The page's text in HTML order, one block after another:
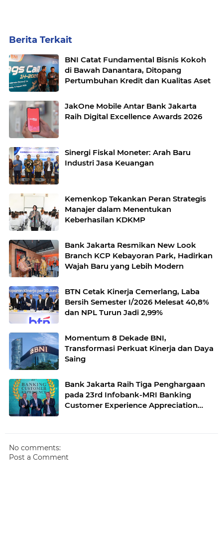
Berita Terkait
BNI Catat Fundamental Bisnis Kokoh
di Bawah Danantara, Ditopang
Pertumbuhan Kredit dan Kualitas Aset
JakOne Mobile Antar Bank Jakarta
Raih Digital Excellence Awards 2026
Sinergi Fiskal Moneter: Arah Baru
Industri Jasa Keuangan
Kemenkop Tekankan Peran Strategis
Manajer dalam Menentukan
Keberhasilan KDKMP
Bank Jakarta Resmikan New Look
Branch KCP Kebayoran Park, Hadirkan
Wajah Baru yang Lebih Modern
BTN Cetak Kinerja Cemerlang, Laba
Bersih Semester I/2026 Melesat 40,8%
dan NPL Turun Jadi 2,99%
Momentum 8 Dekade BNI,
Transformasi Perkuat Kinerja dan Daya
Saing
Bank Jakarta Raih Tiga Penghargaan
pada 23rd Infobank-MRI Banking
Customer Experience Appreciation
No comments:
Post a Comment